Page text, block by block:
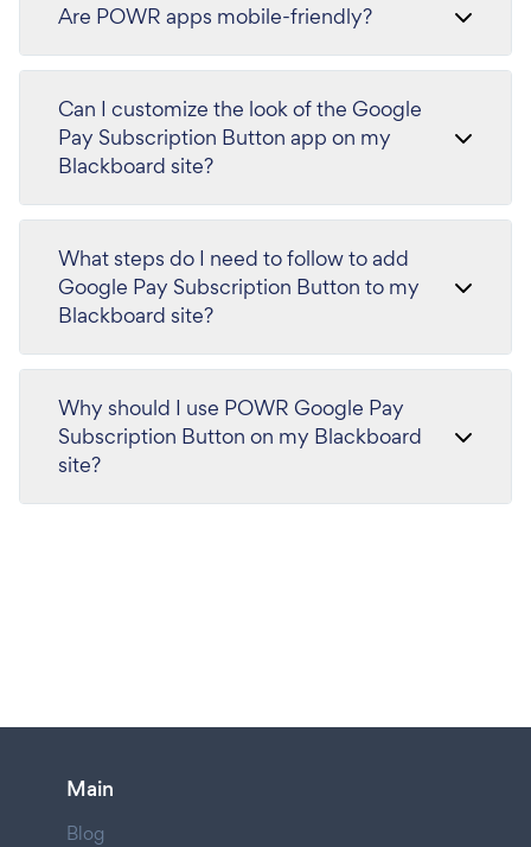
Are POWR apps mobile-friendly?
Can I customize the look of the Google
Pay Subscription Button app on my
Blackboard site?
What steps do I need to follow to add
Google Pay Subscription Button to my
Blackboard site?
Why should I use POWR Google Pay
Subscription Button on my Blackboard
site?
Main
Blog